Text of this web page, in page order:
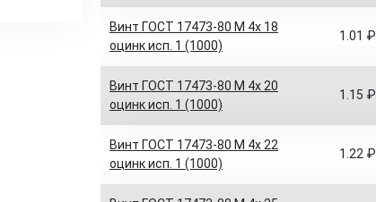
Винт ГОСТ 17473-80 M 4x 18
оцинк исп. 1 (1000)
1.01 ₽
Винт ГОСТ 17473-80 M 4x 20
оцинк исп. 1 (1000)
1.15 ₽
Винт ГОСТ 17473-80 M 4x 22
оцинк исп. 1 (1000)
1.22 ₽